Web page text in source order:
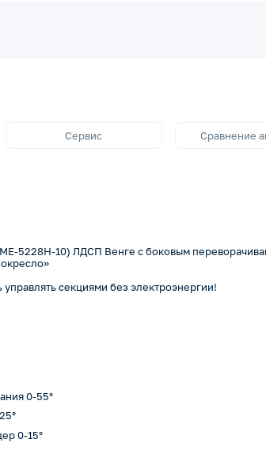
Сервис Сравнение
5228Н-10) ЛДСП Венге с боковым
секциями без электроэнергии!
0-55°
0-15°